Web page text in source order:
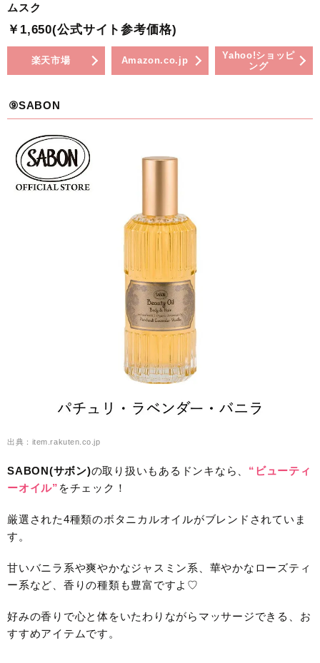
ムスク
￥1,650(公式サイト参考価格)
楽天市場 Amazon.co.jp
Yahoo!ショッピ
ング
⑨SABON
出典：item.rakuten.co.jp
SABON(サボン)の取り扱いもあるドンキなら、 “ビューティ
ーオイル” をチェック！
厳選された4種類のボタニカルオイルがブレンドされていま
す。
甘いバニラ系や爽やかなジャスミン系、華やかなローズティ
ー系など、香りの種類も豊富ですよ♡
好みの香りで心と体をいたわりながらマッサージできる、お
すすめアイテムです。